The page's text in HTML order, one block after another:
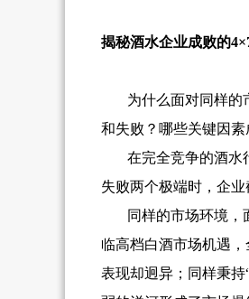
揭秘酒水企业成败的
为什么面对同样的
和失败？哪些关键因素
在完全竞争的酒水
失败两个极端时，企
同样的市场环境
临高档白酒市场机遇
表现却迥异；同样秉